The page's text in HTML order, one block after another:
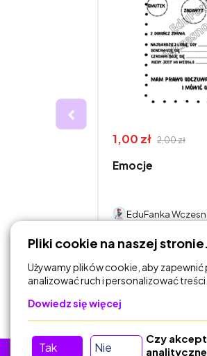
1,00 zł 2,00 zł
Emocje
EduFanka
DODAJ DO
KOSZYKA
Pliki cookie na naszej stronie.
Używamy plików cookie, aby zapewnić
analizować ruch i personalizować
Dowiedz się więcej
Tak Nie
Czy